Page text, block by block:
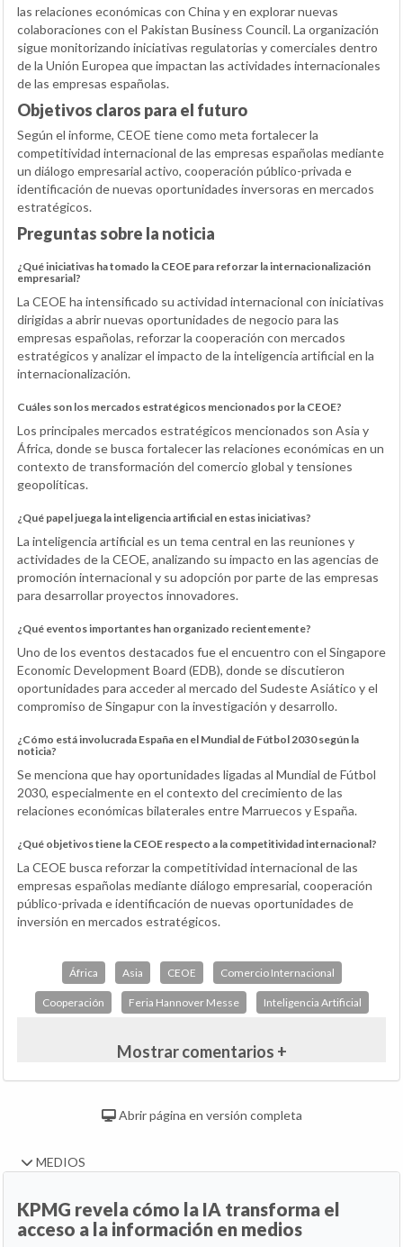
las relaciones económicas con China y en explorar nuevas
colaboraciones con el Pakistan Business Council. La organización
sigue monitorizando iniciativas regulatorias y comerciales dentro
de la Unión Europea que impactan las actividades internacionales
de las empresas españolas.
Objetivos claros para el futuro
Según el informe, CEOE tiene como meta fortalecer la
competitividad internacional de las empresas españolas mediante
un diálogo empresarial activo, cooperación público-privada e
identificación de nuevas oportunidades inversoras en mercados
estratégicos.
Preguntas sobre la noticia
¿Qué iniciativas ha tomado la CEOE para reforzar la internacionalización
empresarial?
La CEOE ha intensificado su actividad internacional con iniciativas
dirigidas a abrir nuevas oportunidades de negocio para las
empresas españolas, reforzar la cooperación con mercados
estratégicos y analizar el impacto de la inteligencia artificial en la
internacionalización.
Cuáles son los mercados estratégicos mencionados por la CEOE?
Los principales mercados estratégicos mencionados son Asia y
África, donde se busca fortalecer las relaciones económicas en un
contexto de transformación del comercio global y tensiones
geopolíticas.
¿Qué papel juega la inteligencia artificial en estas iniciativas?
La inteligencia artificial es un tema central en las reuniones y
actividades de la CEOE, analizando su impacto en las agencias de
promoción internacional y su adopción por parte de las empresas
para desarrollar proyectos innovadores.
¿Qué eventos importantes han organizado recientemente?
Uno de los eventos destacados fue el encuentro con el Singapore
Economic Development Board (EDB), donde se discutieron
oportunidades para acceder al mercado del Sudeste Asiático y el
compromiso de Singapur con la investigación y desarrollo.
¿Cómo está involucrada España en el Mundial de Fútbol 2030 según la
noticia?
Se menciona que hay oportunidades ligadas al Mundial de Fútbol
2030, especialmente en el contexto del crecimiento de las
relaciones económicas bilaterales entre Marruecos y España.
¿Qué objetivos tiene la CEOE respecto a la competitividad internacional?
La CEOE busca reforzar la competitividad internacional de las
empresas españolas mediante diálogo empresarial, cooperación
público-privada e identificación de nuevas oportunidades de
inversión en mercados estratégicos.
África Asia CEOE Comercio Internacional
Cooperación Feria Hannover Messe Inteligencia Artificial
Mostrar comentarios +
Abrir página en versión completa
MEDIOS
KPMG revela cómo la IA transforma el
acceso a la información en medios